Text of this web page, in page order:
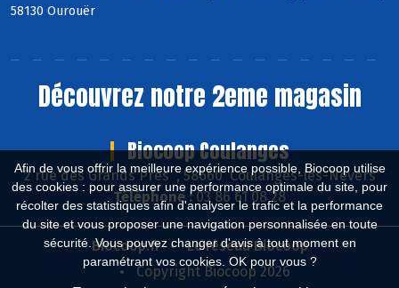
Afin de vous offrir la meilleure expérience possible, Biocoop utilise
des cookies : pour assurer une performance optimale du site, pour
récolter des statistiques afin d'analyser le trafic et la performance
du site et vous proposer une navigation personnalisée en toute
sécurité. Vous pouvez changer d'avis à tout moment en
paramétrant vos cookies. OK pour vous ?
58130 Ourouër
Découvrez notre 2eme magasin
Biocoop Coulanges
2 rue des Grands Près , 58660 Coulanges-lès-Nevers
Téléphone :03 86 61 08 28
Biocoop.fr
Le réseau Biocoop
Copyright Biocoop 2026